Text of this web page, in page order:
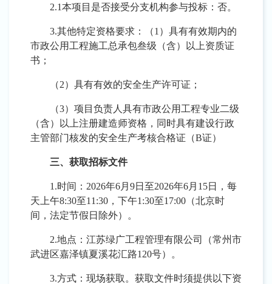
2.1本项目是否接受分支机构参与投标：否。
3.其他特定资格要求： （1） 具有有效期内的
市政公用工程施工总承包叁级（含）以上资质证
书；
（2）具有有效的安全生产许可证；
（3）项目负责人具有市政公用工程专业二级
（含）以上注册建造师资格，同时具有建设行政
主管部门核发的安全生产考核合格证（B证）
三、获取招标文件
1.时间： 2026年6月 9日至2026年6月 15日，每
天上午8:30至11:30，下午1:30至17:00（北京时
间，法定节假日除外）
。
2.地点： 江苏绿广工程管理有限公司 （常州市
武进区嘉泽镇夏溪花汇路120号） 。
3.方式： 现场获取。获取文件时须提供以下资